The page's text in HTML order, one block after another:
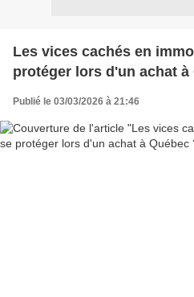
Les vices cachés en
protéger lors d'un achat à
Publié le 03/03/2026 à 21:46